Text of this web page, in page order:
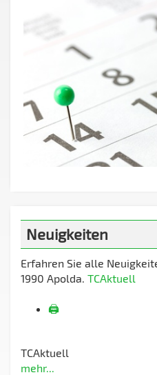
Neuigkeiten
Erfahren Sie alle
1990 Apolda. TCAktuell
🖨️
TCAktuell
mehr...